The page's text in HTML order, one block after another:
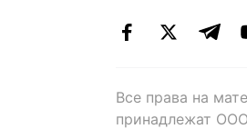
Все права на
принадлежат